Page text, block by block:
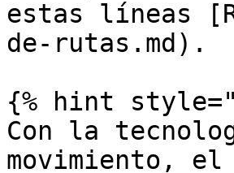
estas líneas
de-rutas.md).
{% hint
Con la
movimiento, el